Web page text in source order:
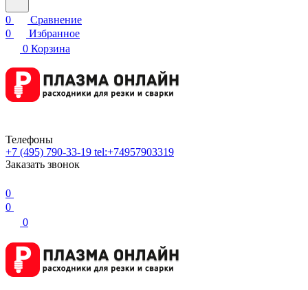
0
Сравнение
0
Избранное
0 Корзина
Телефоны
+7 (495) 790-33-19 tel:+74957903319
Заказать звонок
0
0
0